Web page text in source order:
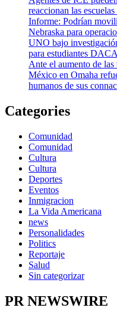
reaccionan las
Informe: Podrían
Nebraska para
UNO bajo
para estudiantes
Ante el aumento de
México en Omaha
humanos de sus
Categories
Comunidad
Comunidad
Cultura
Cultura
Deportes
Eventos
Inmigracion
La Vida Americana
news
Personalidades
Politics
Reportaje
Salud
Sin categorizar
PR NEWSWIRE